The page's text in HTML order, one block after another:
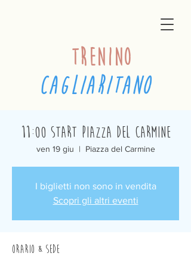
trenino
cagliaritano
11:00 Start Piazza del Carmine
ven 19 giu
  |
Piazza del Carmine
I biglietti non sono in vendita
Scopri gli altri eventi
Orario & Sede